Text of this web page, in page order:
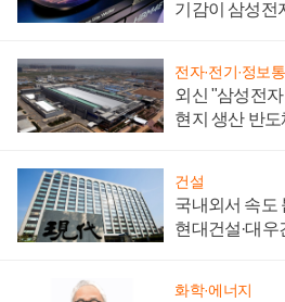
기감이 삼성전
전자·전기·정보
외신 "삼성전
현지 생산 반
건설
국내외서 속도
현대건설·대
화학·에너지